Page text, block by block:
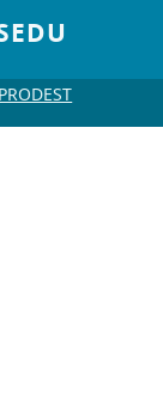
PRODEST